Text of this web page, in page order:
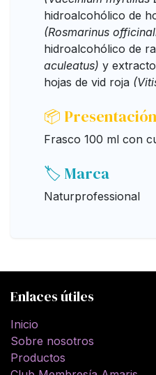
hidroalcohólico de
(Rosmarinus
hidroalcohólico de
aculeatus) y
hojas de vid roja
📦 Presentación
Frasco 100 ml con
🏷️ Marca
Naturprofessional
Enlaces útiles
Inicio
Sobre nosotros
Productos